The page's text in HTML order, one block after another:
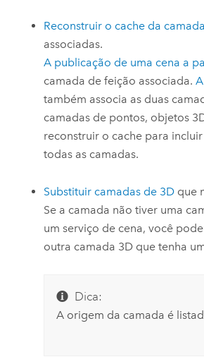
Reconstruir o cache da camada
associadas.
A publicação de uma cena a
camada de feição associada.
também associa as duas
camadas de pontos, objetos
reconstruir o cache para
todas as camadas.
Substituir camadas de 3Dque
Se a camada não tiver uma
um serviço de cena, você
outra camada 3D que tenha
Dica:
A origem da camada é